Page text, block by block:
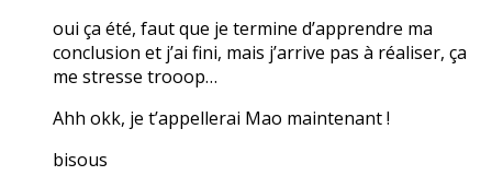
oui ça été, faut que je termine d’apprendre ma
conclusion et j’ai fini, mais j’arrive pas à réaliser, ça
me stresse trooop…
Ahh okk, je t’appellerai Mao maintenant !
bisous